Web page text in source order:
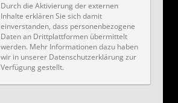
Durch die Aktivierung der externen
Inhalte erklären Sie sich damit
einverstanden, dass personenbezogene
Daten an Drittplattformen übermittelt
werden. Mehr Informationen dazu haben
wir in unserer Datenschutzerklärung zur
Verfügung gestellt.